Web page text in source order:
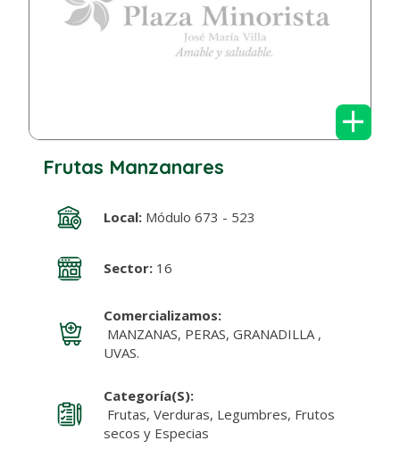
+
Frutas Manzanares
Local:Módulo 673 - 523
Sector:16
Comercializamos:
MANZANAS, PERAS, GRANADILLA ,
UVAS.
Categoría(s):
Frutas, Verduras, Legumbres, Frutos
secos y Especias